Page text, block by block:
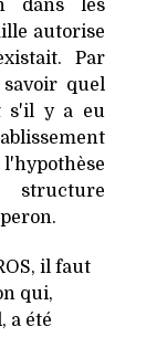
dans les
autorise
Par
quel
s'il y a eu
il faut
qui,
a été